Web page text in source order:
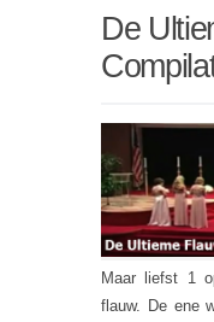
De
Maar liefst 1
flauw. De ene